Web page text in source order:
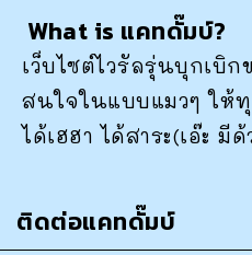
What is แคทดั๊มบ์?
เว็บไซต์ไวรัลรุ่นบุกเบิก
สนใจในแบบแมวๆ ให้
ได้เฮฮา ได้สาระ(เอ๊ะ มี
ติดต่อแคทดั๊มบ์